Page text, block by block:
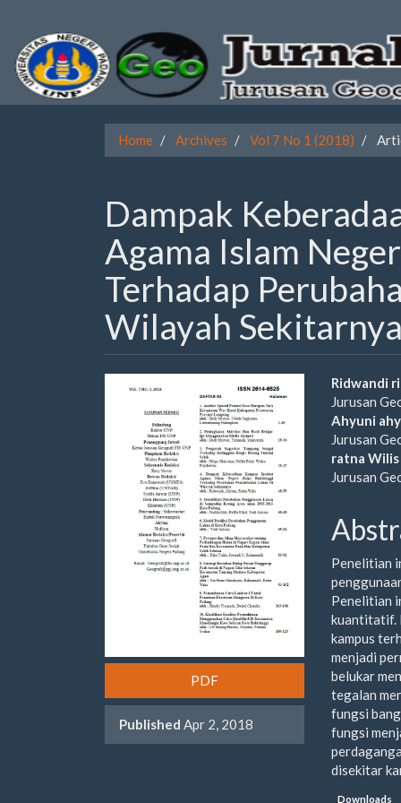
Quick
jump
to
Home Archives Vol 7 No 1 (2018)
Dampak
Agama Islam
Terhadap
Wilayah Sekitarnya
Article
Sidebar
PDF
Published Apr 2, 2018
Main
Ridwandi
Jurusan
Ahyuni
Jurusan
ratna Wilis
Jurusan
Penelitian
Penelitian
kuantitatif.
kampus
menjadi
belukar
tegalan
fungsi
fungsi
disekitar
Downloads